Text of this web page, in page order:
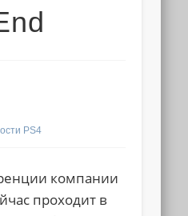
PS4
компании
проходит в